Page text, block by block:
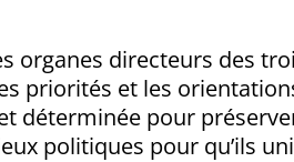
organes directeurs des
priorités et les
déterminée pour
politiques pour qu’ils